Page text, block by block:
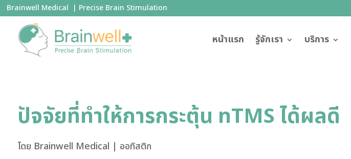
Brainwell Medical | Precise Brain Stimulation
หน้าแรก รู้จักเรา บริการ
ปัจจัยที่ทำให้การกระตุ้น nTMS ได้ผลดี
โดย Brainwell Medical | ออทิสติก